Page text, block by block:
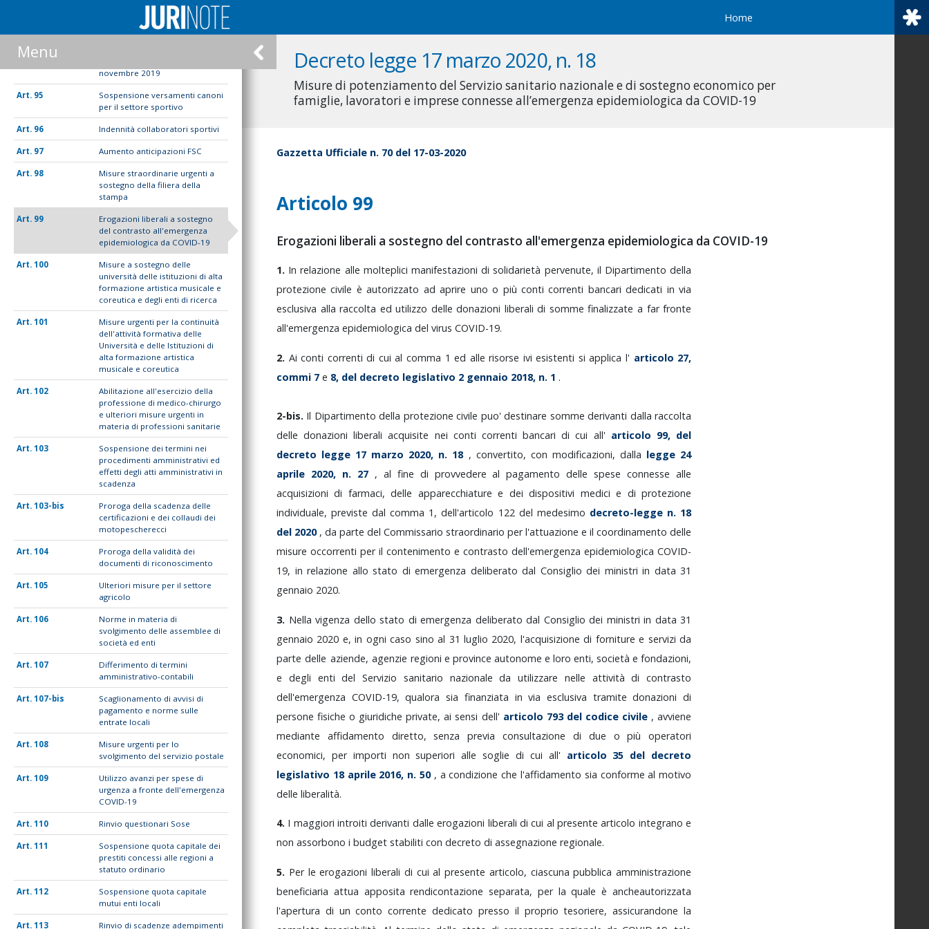
Home
Decreto legge 17 marzo 2020, n. 18
Misure di potenziamento del Servizio sanitario nazionale e di sostegno economico per
famiglie, lavoratori e imprese connesse all’emergenza epidemiologica da COVID-19
Menu
settore aereo
Disposizioni urgenti per il
territorio di Savona a seguito
novembre 2019
95
Sospensione versamenti canoni
per il settore sportivo
96 Indennità collaboratori sportivi
97 Aumento anticipazioni FSC
98
Misure straordinarie urgenti a
sostegno della filiera della
stampa
99
Erogazioni liberali a sostegno
del contrasto all'emergenza
epidemiologica da COVID-19
100
Misure a sostegno delle
università delle istituzioni di alta
formazione artistica musicale e
coreutica e degli enti di ricerca
101
Misure urgenti per la continuità
dell'attività formativa delle
Università e delle Istituzioni di
alta formazione artistica
musicale e coreutica
102
Abilitazione all'esercizio della
professione di medico-chirurgo
e ulteriori misure urgenti in
materia di professioni sanitarie
103
Sospensione dei termini nei
procedimenti amministrativi ed
effetti degli atti amministrativi in
scadenza
103-bis
Proroga della scadenza delle
certificazioni e dei collaudi dei
motopescherecci
104
Proroga della validità dei
documenti di riconoscimento
105
Ulteriori misure per il settore
agricolo
106
Norme in materia di
svolgimento delle assemblee di
società ed enti
107
Differimento di termini
amministrativo-contabili
107-bis
Scaglionamento di avvisi di
pagamento e norme sulle
entrate locali
108
Misure urgenti per lo
svolgimento del servizio postale
109
Utilizzo avanzi per spese di
urgenza a fronte dell'emergenza
COVID-19
110 Rinvio questionari Sose
111
Sospensione quota capitale dei
prestiti concessi alle regioni a
statuto ordinario
112
Sospensione quota capitale
mutui enti locali
113 Rinvio di scadenze adempimenti
Gazzetta Ufficiale n. 70 del 17-03-2020
Articolo 99
Erogazioni liberali a sostegno del contrasto all'emergenza epidemiologica da COVID-19
1. Inrelazione alle molteplici manifestazionidisolidarietà pervenute, il Dipartimentodella
protezionecivile èautorizzato adaprire unoo più conticorrenti bancaridedicati invia
esclusiva allaraccolta edutilizzo delledonazioni liberalidi sommefinalizzatea farfronte
all'emergenza epidemiologica del virus COVID-19.
2. Aiconti correntidi cuial comma 1ed allerisorse iviesistenti siapplica l' articolo 27,
commi 7 e 8, del decreto legislativo 2 gennaio 2018, n. 1 .
2-bis. Il Dipartimentodella protezionecivile puo'destinare sommederivanti dallaraccolta
delledonazioniliberaliacquisite nei conti correntibancaridicui all' articolo 99, del
decreto legge 17 marzo 2020, n. 18 , convertito, con modificazioni, dalla legge 24
aprile 2020, n. 27 , al fine di provvederealpagamentodellespeseconnessealle
acquisizionidi farmaci,delle apparecchiaturee deidispositivi medicie diprotezione
individuale,previstedalcomma 1,dell'articolo 122 del medesimo decreto-legge n. 18
del 2020 , da parte del Commissario straordinario perl'attuazione e il coordinamento delle
misure occorrenti per il contenimento e contrasto dell'emergenza epidemiologica COVID-
19, in relazione allo stato di emergenza deliberato dal Consiglio dei ministri in data 31
gennaio 2020.
3. Nella vigenza dello stato di emergenza deliberato dal Consiglio dei ministri in data 31
gennaio 2020 e,in ognicaso sinoal 31 luglio 2020, l'acquisizionedi fornituree servizi da
partedelle aziende, agenzie regioni e province autonome e loro enti, società e fondazioni,
e degli entidel Servizio sanitario nazionaleda utilizzare nelle attivitàdi contrasto
dell'emergenza COVID-19,qualorasia finanziata invia esclusiva tramitedonazionidi
personefisicheo giuridicheprivate,aisensi dell' articolo 793 del codice civile ,avviene
mediante affidamento diretto,senzapreviaconsultazione di due opiùoperatori
economici, per importi nonsuperioriallesogliedi cui all' articolo 35 del decreto
legislativo 18 aprile 2016, n. 50 , acondizioneche l'affidamento sia conformealmotivo
delle liberalità.
4. I maggioriintroitiderivanti dalleerogazioni liberali dicui al presentearticolo integranoe
non assorbono i budget stabiliti con decreto di assegnazione regionale.
5. Per leerogazioni liberali di cuial presente articolo, ciascunapubblica amministrazione
beneficiaria attua appositarendicontazioneseparata, per laqualeèancheautorizzata
l'apertura di uncontocorrentededicato presso il propriotesoriere,assicurandonela